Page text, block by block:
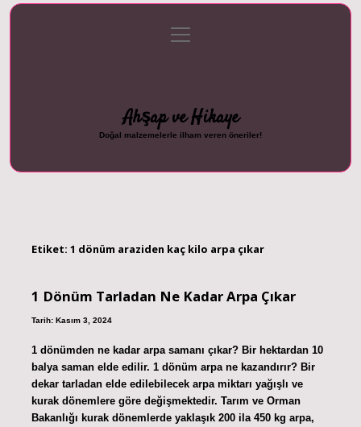
Gizlilik Politikası
menüyü
aç
Ahşap ve Hikaye
Doğal malzemelerle ilham veren öneriler!
Etiket: 1 dönüm araziden kaç kilo arpa çıkar
1 Dönüm Tarladan Ne Kadar Arpa Çıkar
Tarih: Kasım 3, 2024
1 dönümden ne kadar arpa samanı çıkar? Bir hektardan 10
balya saman elde edilir. 1 dönüm arpa ne kazandırır? Bir
dekar tarladan elde edilebilecek arpa miktarı yağışlı ve
kurak dönemlere göre değişmektedir. Tarım ve Orman
Bakanlığı kurak dönemlerde yaklaşık 200 ila 450 kg arpa,